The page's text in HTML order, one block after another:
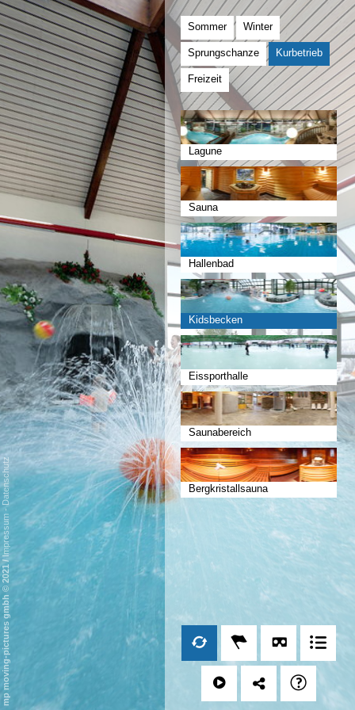
Sommer Winter
Sprungschanze Kurbetrieb
Freizeit
Lagune
Sauna
Hallenbad
Kidsbecken
Eissporthalle
Saunabereich
Bergkristallsauna
mp moving-pictures gmbh © 2021
/
Impressum
-
Datenschutz